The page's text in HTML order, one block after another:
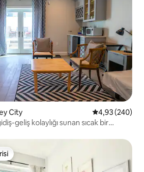
City 5 üzerinden
4,93 (240)
geliş kolaylığı sunan sıcak bir
en beğenilenler arasında